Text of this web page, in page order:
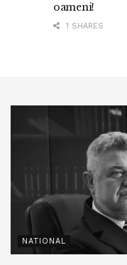
oameni!
1 SHARES
NATIONAL